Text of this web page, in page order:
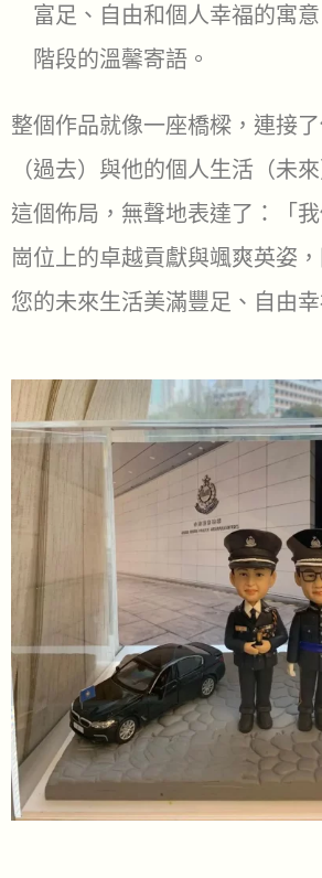
富足、自由和個人幸福的寓
階段的溫馨寄語。
整個作品就像一座橋樑，連接
（過去）與他的個人生活（未
這個佈局，無聲地表達了：「
崗位上的卓越貢獻與颯爽英姿
您的未來生活美滿豐足、自由幸